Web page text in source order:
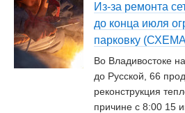
Из-за ремонта
до конца июля
парковку
Во Владивостоке
до Русской, 66
реконструкция
причине с 8:00 15